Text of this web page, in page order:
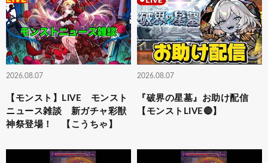
2026.08.07
【モンスト】LIVE モンスト
ニュース雑談 新ガチャ彩獣
神祭登場！ 【こうちゃ】
2026.08.07
『破界の星墓』お助け配信
【モンストLIVE🔴】